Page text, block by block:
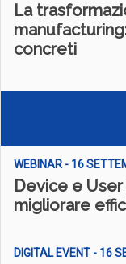
La
concreti
WEBINAR - 16
Device e User
migliorare
DIGITAL EVENT - 16